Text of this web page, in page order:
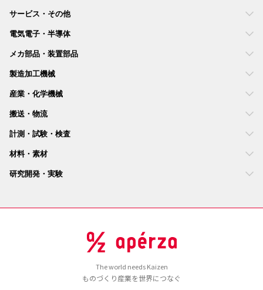
サービス・その他
電気電子・半導体
メカ部品・装置部品
製造加工機械
産業・化学機械
搬送・物流
計測・試験・検査
材料・素材
研究開発・実験
The world needs Kaizen
ものづくり産業を世界につなぐ